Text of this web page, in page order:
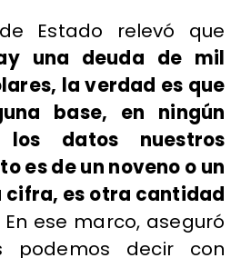
Estado relevó que
una deuda de mil
la verdad es que
base, en ningún
los datos nuestros
es de un noveno o un
cifra, es otra cantidad
En ese marco, aseguró
podemos decir con